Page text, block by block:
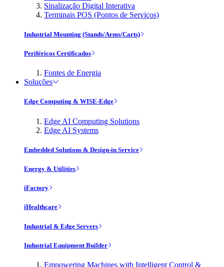
Sinalização Digital Interativa
Terminais POS (Pontos de Serviços)
Industrial Mounting (Stands/Arms/Carts)
Periféricos Certificados
Fontes de Energia
Soluções
Edge Computing & WISE-Edge
Edge AI Computing Solutions
Edge AI Systems
Embedded Solutions & Design-in Service
Energy & Utilities
iFactory
iHealthcare
Industrial & Edge Servers
Industrial Equipment Builder
Empowering Machines with Intelligent Control &